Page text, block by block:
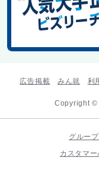
広告掲載 みん就 利
Copyright ©
グルー
カスタマ